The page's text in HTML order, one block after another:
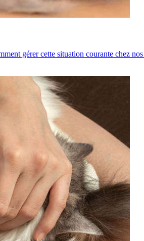
gérer cette situation courante chez